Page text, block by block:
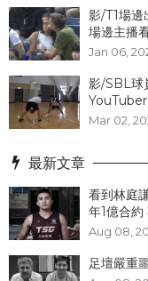
影/T1場邊
場邊主播
Jan 06,
影/SBL球
YouTuber
Mar 02,
最新文章
看到林庭
年1億合約
Aug 08,
足壇嚴重